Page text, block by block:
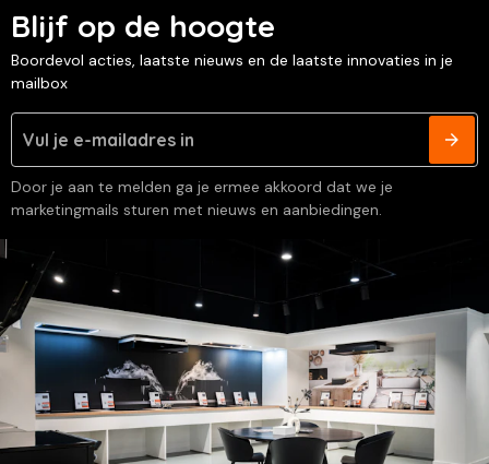
Blijf op de hoogte
Boordevol acties, laatste nieuws en de laatste innovaties in je
mailbox
Door je aan te melden ga je ermee akkoord dat we je
marketingmails sturen met nieuws en aanbiedingen.